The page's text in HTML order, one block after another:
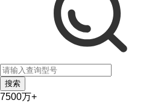
搜索
7500万+